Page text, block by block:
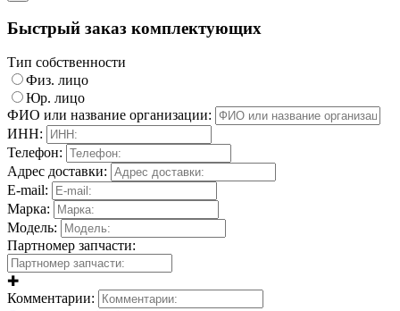
Быстрый заказ комплектующих
Тип собственности
Физ. лицо
Юр. лицо
ФИО или название организации:
ИНН:
Телефон:
Адрес доставки:
E-mail:
Марка:
Модель:
Партномер запчасти:
✚
Комментарии: